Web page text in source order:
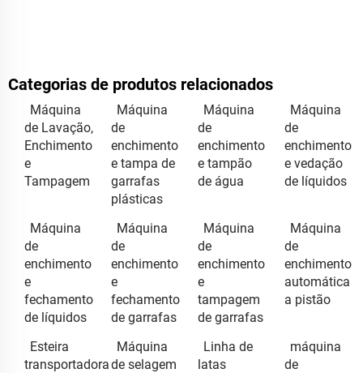
Categorias de produtos relacionados
Máquina
de Lavação,
Enchimento
e
Tampagem
Máquina
de
enchimento
e tampa de
garrafas
plásticas
Máquina
de
enchimento
e tampão
de água
Máquina
de
enchimento
e vedação
de líquidos
Máquina
de
enchimento
e
fechamento
de líquidos
Máquina
de
enchimento
e
fechamento
de garrafas
Máquina
de
enchimento
e
tampagem
de garrafas
Máquina
de
enchimento
automática
a pistão
Esteira
transportadora
Máquina
de selagem
Linha de
latas
máquina
de